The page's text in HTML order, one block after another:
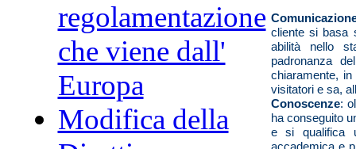
regolamentazione
che viene dall'
Europa
Modifica della
cliente si basa
abilità nello
padronanza
chiaramente,
visitatori e sa,
Conoscenze:
ha conseguito
e si qualifica
accademica e